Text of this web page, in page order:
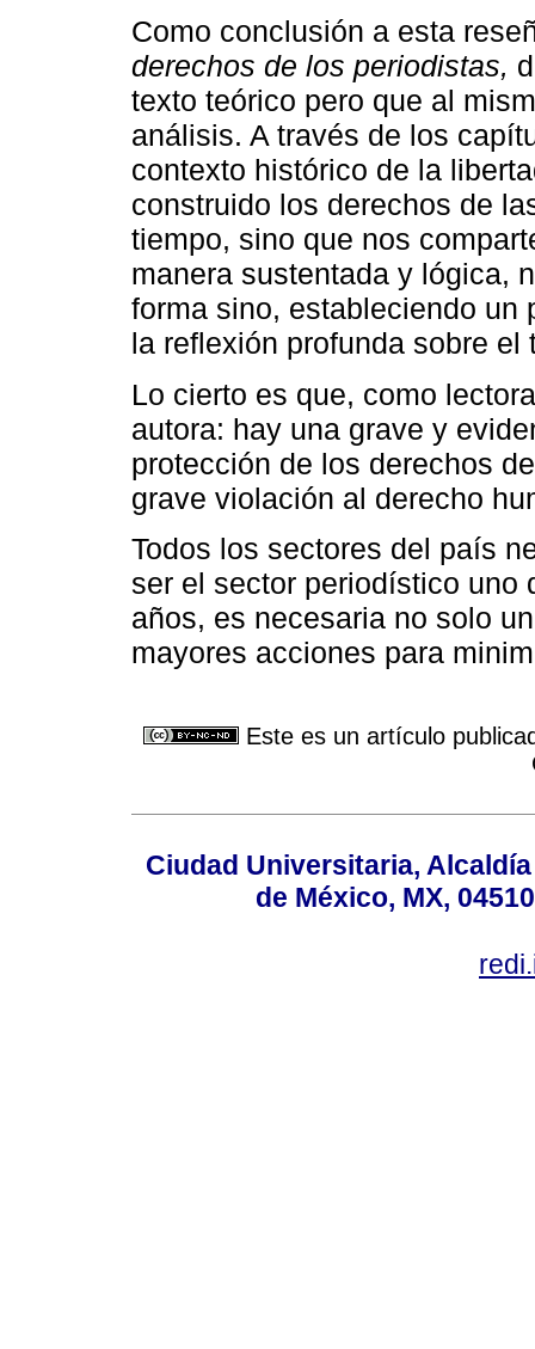
Como conclusión a esta
derechos de los periodistas,
texto teórico pero que al
análisis. A través de los
contexto histórico de la
construido los derechos de
tiempo, sino que nos
manera sustentada y lógica,
forma sino, estableciendo un
la reflexión profunda sobre el
Lo cierto es que, como
autora: hay una grave y
protección de los derechos
grave violación al derecho
Todos los sectores del país
ser el sector periodístico uno
años, es necesaria no solo
mayores acciones para
Este es un artículo
Ciudad Universitaria,
de México, MX,